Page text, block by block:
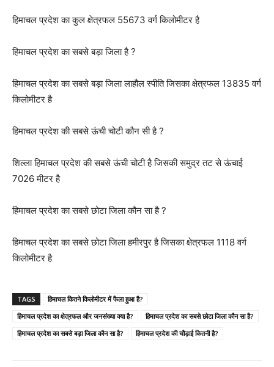
हिमाचल प्रदेश का कुल क्षेत्रफल 55673 वर्ग किलोमीटर है
हिमाचल प्रदेश का सबसे बड़ा जिला है ?
हिमाचल प्रदेश का सबसे बड़ा जिला लाहौल स्पीति जिसका क्षेत्रफल 13835 वर्ग
किलोमीटर है
हिमाचल प्रदेश की सबसे ऊंची चोटी कौन सी है ?
शिल्ला हिमाचल प्रदेश की सबसे ऊंची चोटी है जिसकी समुद्र तट से ऊंचाई
7026 मीटर है
हिमाचल प्रदेश का सबसे छोटा जिला कौन सा है ?
हिमाचल प्रदेश का सबसे छोटा जिला हमीरपुर है जिसका क्षेत्रफल 1118 वर्ग
किलोमीटर है
TAGS
हिमाचल कितने किलोमीटर में फैला हुआ है?
हिमाचल प्रदेश का क्षेत्रफल और जनसंख्या क्या है?
हिमाचल प्रदेश का सबसे छोटा जिला कौन सा है?
हिमाचल प्रदेश का सबसे बड़ा जिला कौन सा है?
हिमाचल प्रदेश की चौड़ाई कितनी है?